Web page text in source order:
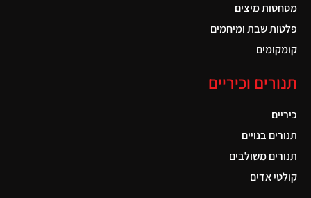
מסחטות מיצים
פלטות שבת ומיחמים
קומקומים
תנורים וכיריים
כיריים
תנורים בנויים
תנורים משולבים
קולטי אדים